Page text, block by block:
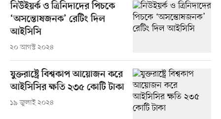
নিউইয়র্ক ও ত্রিনিদাদের পিচকে
‘অসন্তোষজনক’ রেটিং দিল
আইসিসি
২০ আগস্ট ২০২৪
যুক্তরাষ্ট্রে বিশ্বকাপ আয়োজন করে
আইসিসির ক্ষতি ২৩৫ কোটি টাকা
১৯ জুলাই ২০২৪